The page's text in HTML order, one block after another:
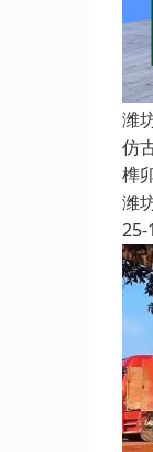
潍
仿
榫
潍
25-